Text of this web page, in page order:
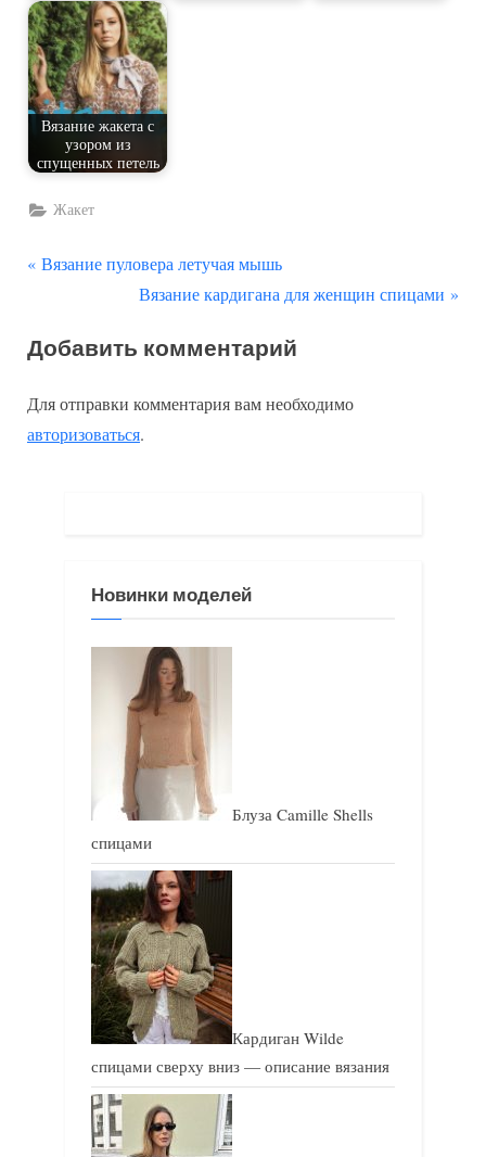
Вязание жакета с
узором из
спущенных петель
Жакет
Навигация
записям
П
д
д
у
Вязание пуловера летучая мышь
С
е
у
ю
а
и
с
ь
:
Вязание кардигана для женщин спицами
Добавить комментарий
Для отправки комментария вам необходимо
авторизоваться.
Новинки моделей
Блуза Camille Shells
спицами
Кардиган Wilde
спицами сверху вниз — описание вязания